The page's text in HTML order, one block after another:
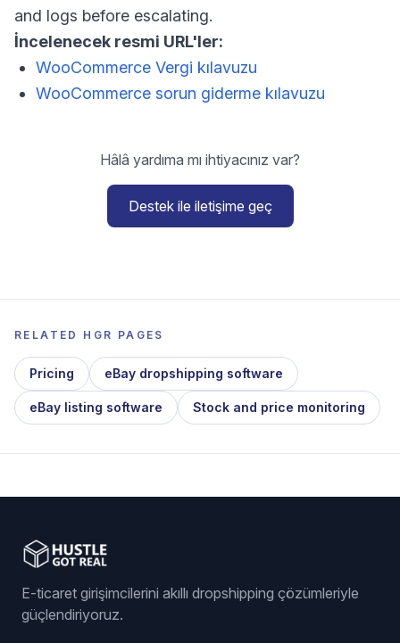
and logs before escalating.
İncelenecek resmi URL'ler:
WooCommerce Vergi kılavuzu
WooCommerce sorun giderme kılavuzu
Hâlâ yardıma mı ihtiyacınız var?
Destek ile iletişime geç
RELATED HGR PAGES
Pricing eBay dropshipping software
eBay listing software Stock and price monitoring
E-ticaret girişimcilerini akıllı dropshipping çözümleriyle
güçlendiriyoruz.